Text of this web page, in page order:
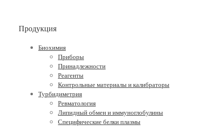
Продукция
Биохимия
Приборы
Принадлежности
Реагенты
Контрольные материалы и калибраторы
Турбидиметрия
Ревматология
Липидный обмен и иммуноглобулины
Специфические белки плазмы